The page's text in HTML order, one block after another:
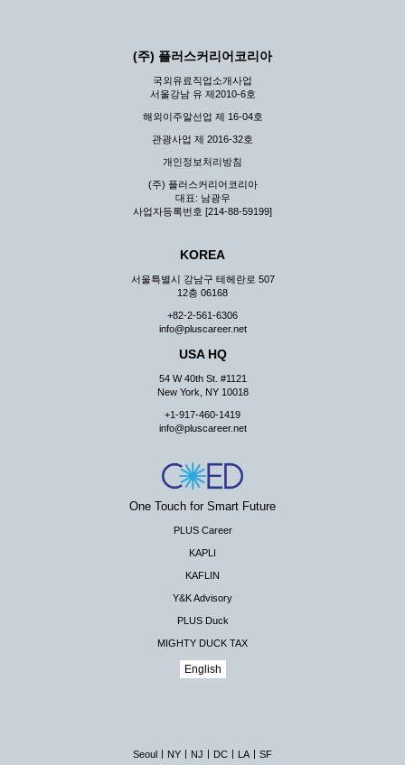
(주) 플러스커리어코리아
국외유료직업소개사업
서울강남 유 제2010-6호
해외이주알선업 제 16-04호
관광사업 제 2016-32호
개인정보처리방침
(주) 플러스커리어코리아
대표: 남광우
사업자등록번호 [214-88-59199]
KOREA
서울특별시 강남구 테헤란로 507
12층 06168
+82-2-561-6306
info@pluscareer.net
USA HQ
54 W 40th St. #1121
New York, NY 10018
+1-917-460-1419
info@pluscareer.net
One Touch for Smart Future
PLUS Career
KAPLI
KAFLIN
Y&K Advisory
PLUS Duck
MIGHTY DUCK TAX
English
Seoul NY NJ DC LA SF